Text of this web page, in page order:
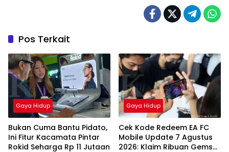
Pos Terkait
Gaya Hidup
Bukan Cuma Bantu Pidato,
Ini Fitur Kacamata Pintar
Rokid Seharga Rp 11 Jutaan
Gaya Hidup
Cek Kode Redeem EA FC
Mobile Update 7 Agustus
2026: Klaim Ribuan Gems